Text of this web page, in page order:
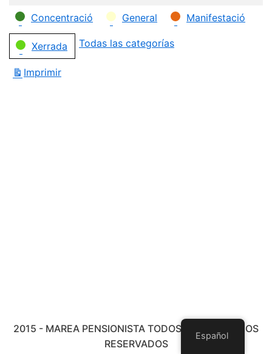
Categorías
Concentració General Manifestació
Xerrada Todas las categorías
Imprimir
2015 - MAREA PENSIONISTA TODOS LOS DERECHOS
RESERVADOS
Español